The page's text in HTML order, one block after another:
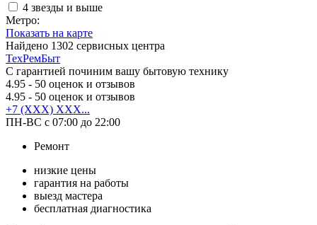
4 звезды и выше
Метро:
Показать на карте
Найдено 1302 сервисных центра
ТехРемБыт
С гарантией починим вашу бытовую технику
4.95 - 50 оценок и отзывов
4.95 - 50 оценок и отзывов
+7 (XXX) XXX...
ПН-ВС с 07:00 до 22:00
Ремонт
низкие цены
гарантия на работы
выезд мастера
бесплатная диагностика